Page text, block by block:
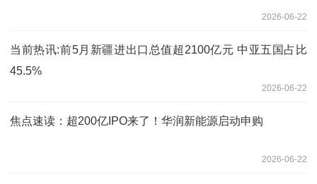
2026-06-22
当前热讯:前5月新疆进出口总值超2100亿元 中亚五国占比
45.5%
2026-06-22
焦点速读：超200亿IPO来了！华润新能源启动申购
2026-06-22